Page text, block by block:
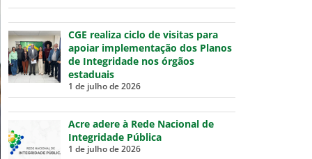
CGE realiza ciclo de visitas para
apoiar implementação dos Planos
de Integridade nos órgãos
estaduais
1 de julho de 2026
Acre adere à Rede Nacional de
Integridade Pública
1 de julho de 2026